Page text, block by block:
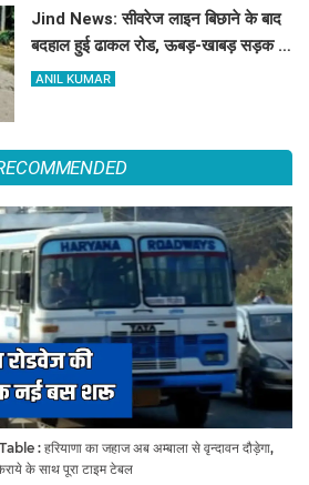
Jind News: सीवरेज लाइन बिछाने के बाद
बदहाल हुई ढाकल रोड, ऊबड़-खाबड़ सड़क से
रोजाना जूझ रहे वाहन चालक
ANIL KUMAR
: हरियाणा का जहाज अब अम्बाला से वृन्दावन दौड़ेगा,
के साथ पूरा टाइम टेबल